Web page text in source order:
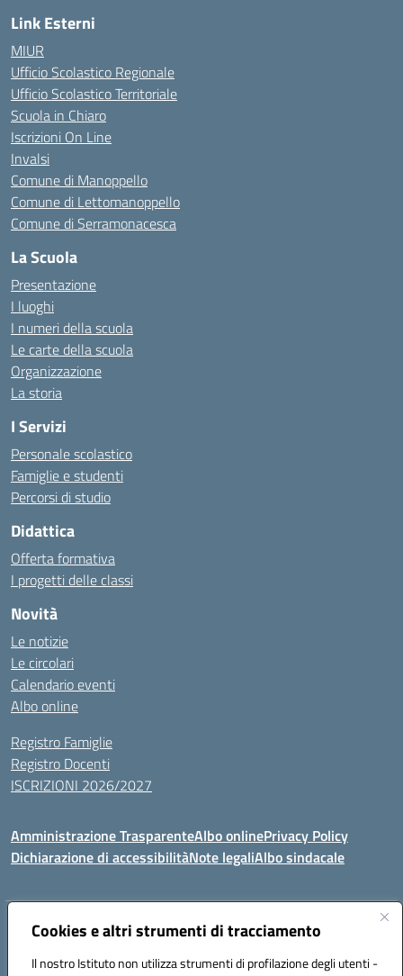
Cookies e altri strumenti di tracciamento
Il nostro Istituto non utilizza strumenti di profilazione degli utenti -
Link Esterni
MIUR
Ufficio Scolastico Regionale
Ufficio Scolastico Territoriale
Scuola in Chiaro
Iscrizioni On Line
Invalsi
Comune di Manoppello
Comune di Lettomanoppello
Comune di Serramonacesca
La Scuola
Presentazione
I luoghi
I numeri della scuola
Le carte della scuola
Organizzazione
La storia
I Servizi
Personale scolastico
Famiglie e studenti
Percorsi di studio
Didattica
Offerta formativa
I progetti delle classi
Novità
Le notizie
Le circolari
Calendario eventi
Albo online
Registro Famiglie
Registro Docenti
ISCRIZIONI 2026/2027
Amministrazione TrasparenteAlbo onlinePrivacy Policy
Dichiarazione di accessibilitàNote legaliAlbo sindacale
Indirizzo:VIA S.VITTORIA, 11, 65024 MANOPPELLO (PE)
Posta elettronica certificata (PEC):peic81700n@pec.istruzione.it